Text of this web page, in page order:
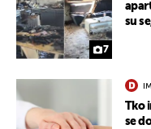
7
su
Tko
se